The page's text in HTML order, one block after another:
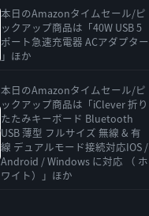
本日のAmazonタイムセール/ピ
ックアップ商品は「40W USB 5
ポート急速充電器 ACアダプター
」ほか
本日のAmazonタイムセール/ピ
ックアップ商品は「iClever 折り
たたみキーボード Bluetooth
USB 薄型 フルサイズ 無線 & 有
線 デュアルモード接続対応IOS /
Android / Windows に対応 （ ホ
ワイト）」ほか